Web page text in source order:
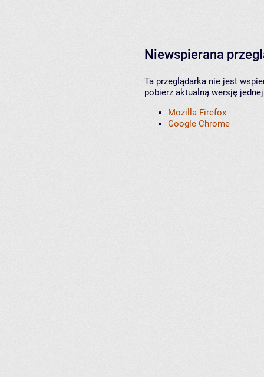
Niewspierana
Ta przeglądarka nie jest
pobierz aktualną wersję
Mozilla Firefox
Google Chrome